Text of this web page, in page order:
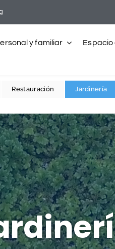
y familiar Espacio
Restauración Jardinería